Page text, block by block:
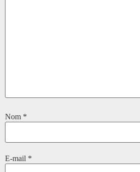
Nom *
E-mail *